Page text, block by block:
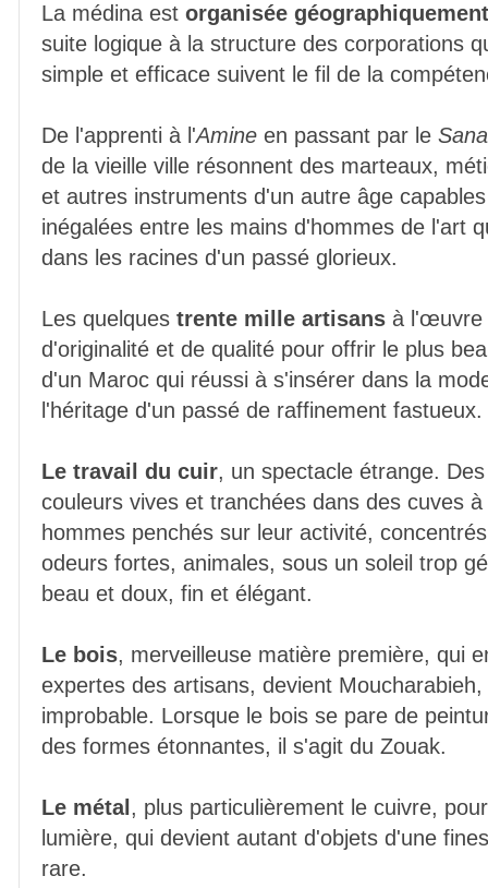
La médina est organisée
suite logique à la structure des corporations
simple et efficace suivent le fil de la
De l'apprenti à l'Amine en passant par le
de la vieille ville résonnent des marteaux,
et autres instruments d'un autre âge
inégalées entre les mains d'hommes de l'art
dans les racines d'un passé glorieux.
Les quelques trente mille artisans à l'œuvre
d'originalité et de qualité pour offrir le plus
d'un Maroc qui réussi à s'insérer dans la
l'héritage d'un passé de raffinement fastueux.
Le travail du cuir, un spectacle étrange.
couleurs vives et tranchées dans des cuves
hommes penchés sur leur activité,
odeurs fortes, animales, sous un soleil trop
beau et doux, fin et élégant.
Le bois, merveilleuse matière première, qui
expertes des artisans, devient
improbable. Lorsque le bois se pare de
des formes étonnantes, il s'agit du Zouak.
Le métal , plus particulièrement le cuivre,
lumière, qui devient autant d'objets d'une
rare.